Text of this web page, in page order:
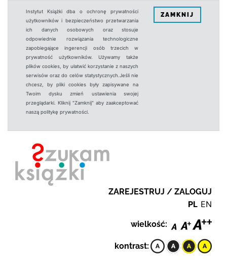
Instytut Książki dba o ochronę prywatności
użytkowników i bezpieczeństwo przetwarzania
ich danych osobowych oraz stosuje
odpowiednie rozwiązania technologiczne
zapobiegające ingerencji osób trzecich w
prywatność użytkowników. Używamy także
plików cookies, by ułatwić korzystanie z naszych
serwisów oraz do celów statystycznych.Jeśli nie
chcesz, by pliki cookies były zapisywane na
Twoim dysku zmień ustawienia swojej
przeglądarki. Kliknij "Zamknij" aby zaakceptować
naszą politykę prywatności.
ZAMKNIJ
ZAREJESTRUJ / ZALOGUJ
PL EN
wielkość:
kontrast: